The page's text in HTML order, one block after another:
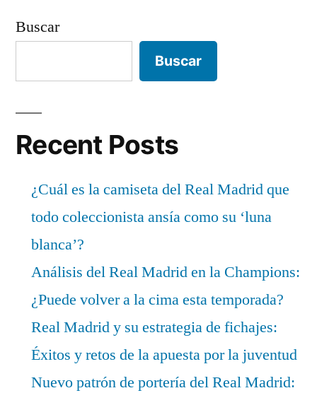
Buscar
Buscar
Recent Posts
¿Cuál es la camiseta del Real Madrid que
todo coleccionista ansía como su ‘luna
blanca’?
Análisis del Real Madrid en la Champions:
¿Puede volver a la cima esta temporada?
Real Madrid y su estrategia de fichajes:
Éxitos y retos de la apuesta por la juventud
Nuevo patrón de portería del Real Madrid: